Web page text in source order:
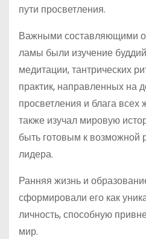
пути просветления.
Важными составляющими
ламы были изучение
медитации, тантрических
практик, направленных на
просветления и блага
также изучал мировую
быть готовым к возможной
лидера.
Ранняя жизнь и
сформировали его как
личность, способную
мир.